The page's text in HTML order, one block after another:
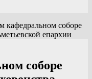
кафедральном соборе
епархии
соборе